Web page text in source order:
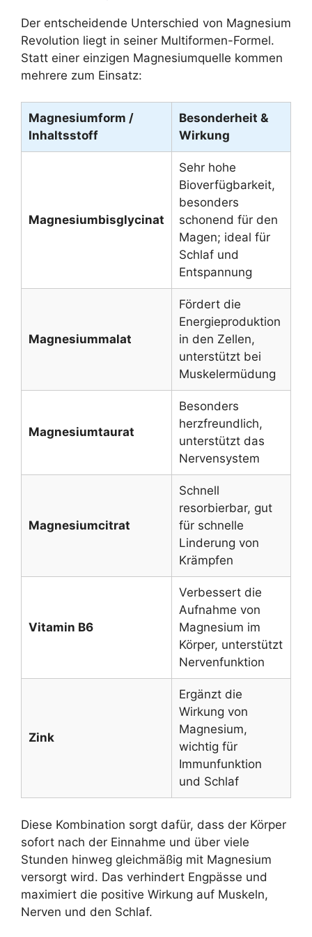
Der entscheidende Unterschied von Magnesium
Revolution liegt in seiner Multiformen-Formel.
Statt einer einzigen Magnesiumquelle kommen
mehrere zum Einsatz:
Magnesiumform /
Inhaltsstoff
Besonderheit &
Wirkung
Magnesiumbisglycinat
Sehr hohe
Bioverfügbarkeit,
besonders
schonend für den
Magen; ideal für
Schlaf und
Entspannung
Magnesiummalat
Fördert die
Energieproduktion
in den Zellen,
unterstützt bei
Muskelermüdung
Magnesiumtaurat
Besonders
herzfreundlich,
unterstützt das
Nervensystem
Magnesiumcitrat
Schnell
resorbierbar, gut
für schnelle
Linderung von
Krämpfen
Vitamin B6
Verbessert die
Aufnahme von
Magnesium im
Körper, unterstützt
Nervenfunktion
Zink
Ergänzt die
Wirkung von
Magnesium,
wichtig für
Immunfunktion
und Schlaf
Diese Kombination sorgt dafür, dass der Körper
sofort nach der Einnahme und über viele
Stunden hinweg gleichmäßig mit Magnesium
versorgt wird. Das verhindert Engpässe und
maximiert die positive Wirkung auf Muskeln,
Nerven und den Schlaf.